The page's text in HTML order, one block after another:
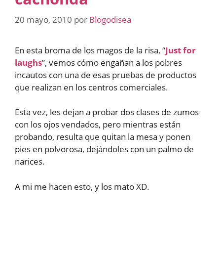
20 mayo, 2010 por Blogodisea
En esta broma de los magos de la risa, “Just for
laughs”, vemos cómo engañan a los pobres
incautos con una de esas pruebas de productos
que realizan en los centros comerciales.
Esta vez, les dejan a probar dos clases de zumos
con los ojos vendados, pero mientras están
probando, resulta que quitan la mesa y ponen
pies en polvorosa, dejándoles con un palmo de
narices.
A mi me hacen esto, y los mato XD.